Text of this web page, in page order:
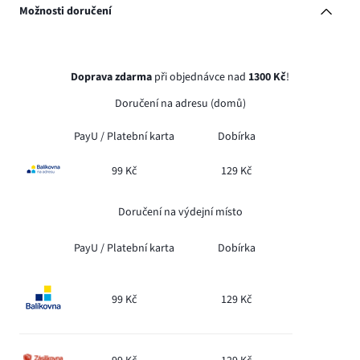
Možnosti doručení
Doprava zdarma při objednávce nad 1300 Kč!
Doručení na adresu (domů)
PayU / Platební karta Dobírka
99 Kč 129 Kč
Doručení na výdejní místo
PayU / Platební karta Dobírka
99 Kč 129 Kč